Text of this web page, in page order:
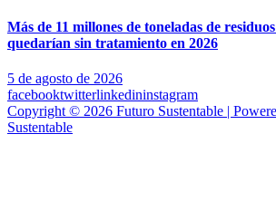
Más de 11 millones de toneladas de
quedarían sin tratamiento en 2026
5 de agosto de 2026
facebooktwitterlinkedininstagram
Copyright © 2026 Futuro Sustentable |
Sustentable